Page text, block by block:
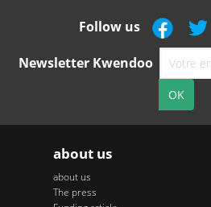
Follow us
Newsletter Kwendoo
about us
about us
The press